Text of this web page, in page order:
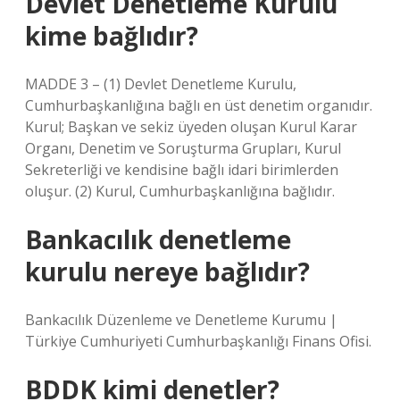
kime bağlıdır?
MADDE 3 – (1) Devlet Denetleme Kurulu,
Cumhurbaşkanlığına bağlı en üst denetim organıdır.
Kurul; Başkan ve sekiz üyeden oluşan Kurul Karar
Organı, Denetim ve Soruşturma Grupları, Kurul
Sekreterliği ve kendisine bağlı idari birimlerden
oluşur. (2) Kurul, Cumhurbaşkanlığına bağlıdır.
Bankacılık denetleme
kurulu nereye bağlıdır?
Bankacılık Düzenleme ve Denetleme Kurumu |
Türkiye Cumhuriyeti Cumhurbaşkanlığı Finans Ofisi.
BDDK kimi denetler?